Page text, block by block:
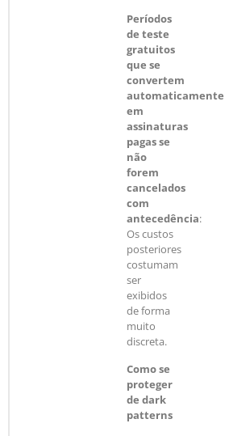
Períodos
de teste
gratuitos
que se
convertem
automaticamente
em
assinaturas
pagas se
não
forem
cancelados
com
antecedência:
Os custos
posteriores
costumam
ser
exibidos
de forma
muito
discreta.
Como se
proteger
de dark
patterns